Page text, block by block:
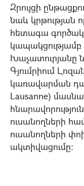
Զրույցի
նաև կրթության
հետագա
Խաչատուրյանը
Գյումրիում
կառավարման
Lausanne)
ուսանողների
ուսանողների
ակտիվացումը: